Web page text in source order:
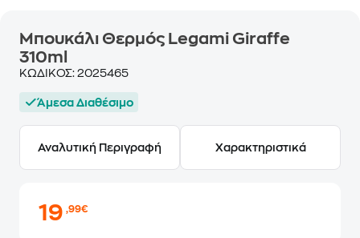
Μπουκάλι Θερμός Legami Giraffe
310ml
ΚΩΔΙΚΟΣ: 2025465
Άμεσα Διαθέσιμο
Αναλυτική Περιγραφή Χαρακτηριστικά
19,99€